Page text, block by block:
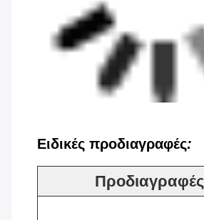
Ειδικές προδιαγραφές: